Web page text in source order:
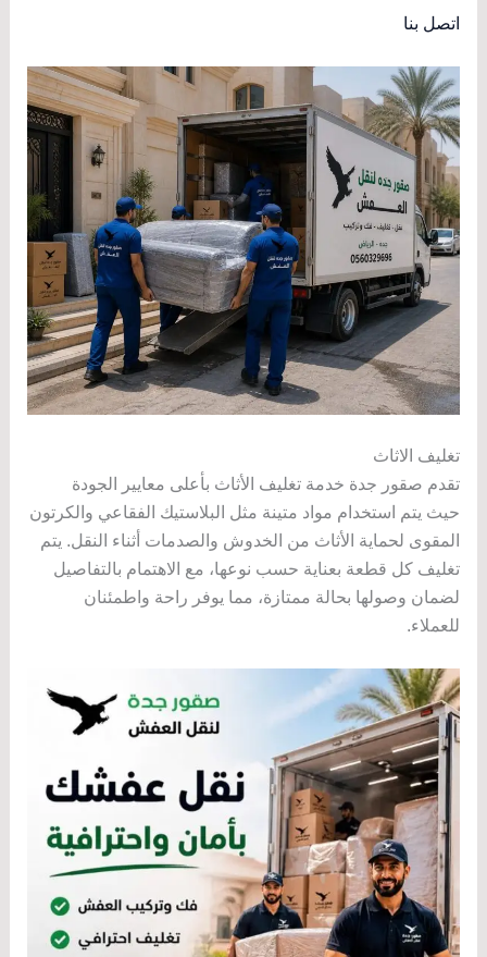
اتصل بنا
تغليف الاثاث
تقدم صقور جدة خدمة تغليف الأثاث بأعلى معايير الجودة
حيث يتم استخدام مواد متينة مثل البلاستيك الفقاعي والكرتون
المقوى لحماية الأثاث من الخدوش والصدمات أثناء النقل. يتم
تغليف كل قطعة بعناية حسب نوعها، مع الاهتمام بالتفاصيل
لضمان وصولها بحالة ممتازة، مما يوفر راحة واطمئنان
للعملاء.